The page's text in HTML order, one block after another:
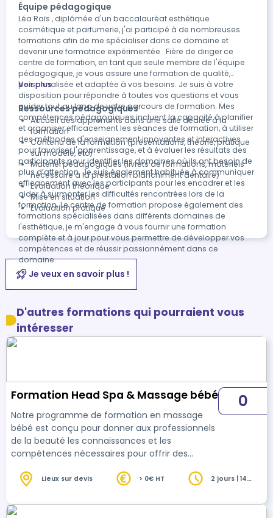
Équipe pédagogique
Léa Raïs , diplômée d'un baccalauréat esthétique
cosmétique et parfumerie, j'ai participé à de nombreuses
formations afin de me spécialiser dans ce domaine et
devenir une formatrice expérimentée . Fière de diriger ce
centre de formation, en tant que seule membre de l'équipe
pédagogique, je vous assure une formation de qualité,
personnalisée et adaptée à vos besoins. Je suis à votre
disposition pour répondre à toutes vos questions et vous
guider tout au long de votre parcours de formation. Mes
compétences pédagogiques incluent la capacité à planifier
et organiser efficacement les séances de formation, à utiliser
des méthodes d'enseignement innovantes et interactives
pour favoriser l'apprentissage, et à évaluer les résultats des
participants pour identifier les domaines où ils ont besoin de
plus d’attention. Je suis également habituée à communiquer
efficacement avec les participants pour les encadrer et les
aider à surmonter les difficultés rencontrées lors de la
formation. Le centre de formation propose également des
formations spécialisées dans différents domaines de
l'esthétique, je m'engage à vous fournir une formation
complète et à jour pour vous permettre de développer vos
compétences et de réussir passionnément dans ce
domaine.
Voir plus
Ressources pédagogiques
Accueil des apprenants dans une salle dédiée à la
formation
Contenu de la formation (présentations, théorie, pratique
sur modèle, etc)
Matériel pédagogiques (livrets de formations, matériels
nécessaire à la prestation blanchiment dentaire)
Evaluation théorique
Mise en situation
Evaluation pratique
Je veux en savoir plus !
D'autres formations qui pourraient vous
intéresser
Formation Head Spa & Massage bébé
Notre programme de formation en massage
bébé est conçu pour donner aux professionnels
de la beauté les connaissances et les
compétences nécessaires pour offrir des
supérieure à leurs clients et savoir organiser et
formation comprend une présentation
0
Lieux sur devis > 0€ HT
2 jours | 14